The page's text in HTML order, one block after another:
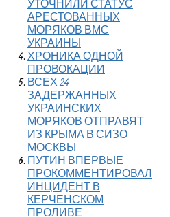
УТОЧНИЛИ СТАТУС
АРЕСТОВАННЫХ
МОРЯКОВ ВМС
УКРАИНЫ
ХРОНИКА ОДНОЙ
ПРОВОКАЦИИ
ВСЕХ 24
ЗАДЕРЖАННЫХ
УКРАИНСКИХ
МОРЯКОВ ОТПРАВЯТ
ИЗ КРЫМА В СИЗО
МОСКВЫ
ПУТИН ВПЕРВЫЕ
ПРОКОММЕНТИРОВАЛ
ИНЦИДЕНТ В
КЕРЧЕНСКОМ
ПРОЛИВЕ